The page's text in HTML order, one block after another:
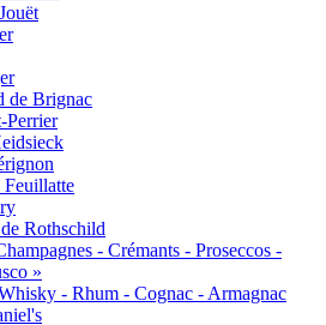
de Brignac
Perrier
Rothschild
- Crémants - Proseccos -
»
- Rhum - Cognac - Armagnac